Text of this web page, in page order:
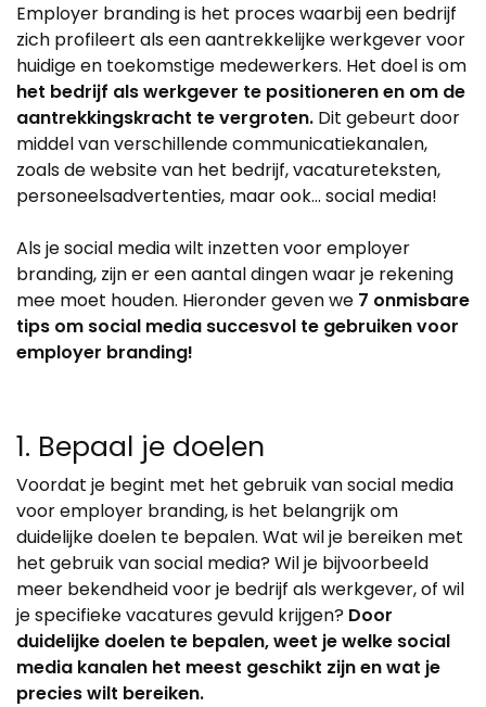
Employer branding is het proces waarbij een bedrijf
zich profileert als een aantrekkelijke werkgever voor
huidige en toekomstige medewerkers. Het doel is om
het bedrijf als werkgever te positioneren en om de
aantrekkingskracht te vergroten. Dit gebeurt door
middel van verschillende communicatiekanalen,
zoals de website van het bedrijf, vacatureteksten,
personeelsadvertenties, maar ook… social media!
Als je social media wilt inzetten voor employer
branding, zijn er een aantal dingen waar je rekening
mee moet houden. Hieronder geven we 7 onmisbare
tips om social media succesvol te gebruiken voor
employer branding!
1. Bepaal je doelen
Voordat je begint met het gebruik van social media
voor employer branding, is het belangrijk om
duidelijke doelen te bepalen. Wat wil je bereiken met
het gebruik van social media? Wil je bijvoorbeeld
meer bekendheid voor je bedrijf als werkgever, of wil
je specifieke vacatures gevuld krijgen? Door
duidelijke doelen te bepalen, weet je welke social
media kanalen het meest geschikt zijn en wat je
precies wilt bereiken.